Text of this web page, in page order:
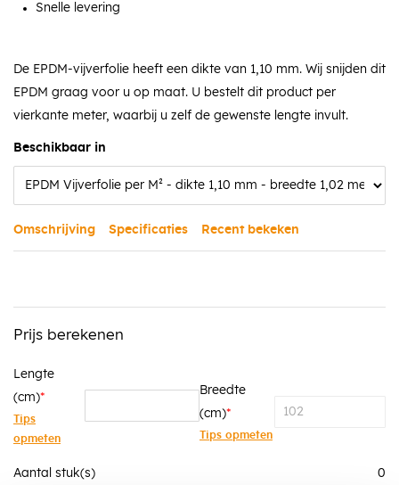
Snelle levering
De EPDM-vijverfolie heeft een dikte van 1,10 mm. Wij snijden dit
EPDM graag voor u op maat. U bestelt dit product per
vierkante meter, waarbij u zelf de gewenste lengte invult.
Beschikbaar in
Omschrijving Specificaties Recent bekeken
Prijs berekenen
Lengte
(cm)
Tips
opmeten
Breedte
(cm)
Tips opmeten
Aantal stuk(s) 0